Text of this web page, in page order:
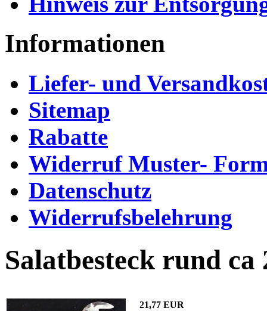
Informationen
Liefer- und
Sitemap
Rabatte
Widerruf Muster-
Datenschutz
Widerrufsbelehrung
Salatbesteck rund ca
21,77 EUR